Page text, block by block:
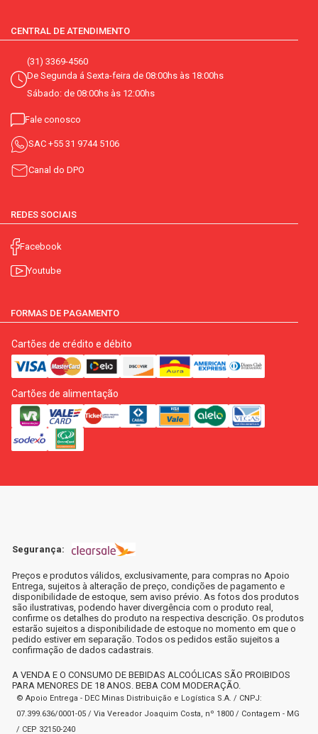
CENTRAL DE ATENDIMENTO
(31) 3369-4560
De Segunda á Sexta-feira de 08:00hs às 18:00hs
Sábado: de 08:00hs às 12:00hs
Fale conosco
SAC +55 31 9744 5106
Canal do DPO
REDES SOCIAIS
Facebook
Youtube
FORMAS DE PAGAMENTO
Cartões de crédito e débito
Cartões de alimentação
Segurança:
Preços e produtos válidos, exclusivamente, para compras no Apoio
Entrega, sujeitos à alteração de preço, condições de pagamento e
disponibilidade de estoque, sem aviso prévio. As fotos dos produtos
são ilustrativas, podendo haver divergência com o produto real,
confirme os detalhes do produto na respectiva descrição. Os produtos
estarão sujeitos a disponibilidade de estoque no momento em que o
pedido estiver em separação. Todos os pedidos estão sujeitos a
confirmação de dados cadastrais.
A VENDA E O CONSUMO DE BEBIDAS ALCOÓLICAS SÃO PROIBIDOS
PARA MENORES DE 18 ANOS. BEBA COM MODERAÇÃO.
© Apoio Entrega - DEC Minas Distribuição e Logística S.A. / CNPJ:
07.399.636/0001-05 / Via Vereador Joaquim Costa, nº 1800 / Contagem - MG
/ CEP 32150-240